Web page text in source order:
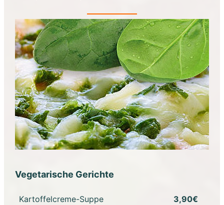
Vegetarische Gerichte
Kartoffelcreme-Suppe
3,90€